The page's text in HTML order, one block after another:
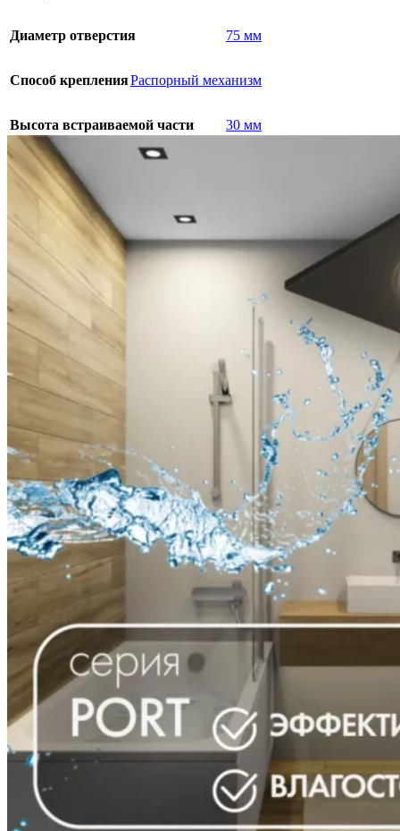
Диаметр отверстия 75 мм
Способ крепленияРаспорный механизм
Высота встраиваемой части 30 мм